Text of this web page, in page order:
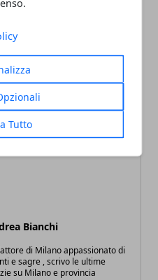
Tutto
Bianchi
di Milano appassionato di
e sagre , scrivo le ultime
su Milano e provincia